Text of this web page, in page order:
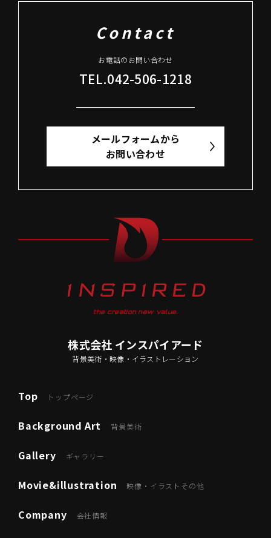
Contact
お電話のお問い合わせ
TEL.042-506-1218
メールフォームから
お問い合わせ
the creation new value.
株式会社 インスパイアード
背景美術・映像・イラストレーション
Top トップページ
Background Art 背景美術
Gallery ギャラリー
Movie&illustration 映像・イラストその他
Company 会社情報